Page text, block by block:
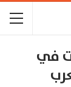
في